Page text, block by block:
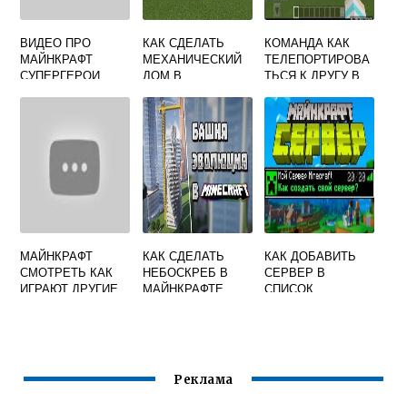
ВИДЕО ПРО
МАЙНКРАФТ
СУПЕРГЕРОИ
КАК СДЕЛАТЬ
МЕХАНИЧЕСКИЙ
ДОМ В
КОМАНДА КАК
ТЕЛЕПОРТИРОВА
ТЬСЯ К ДРУГУ В
МАЙНКРАФТ
СМОТРЕТЬ КАК
ИГРАЮТ ДРУГИЕ
КАК СДЕЛАТЬ
НЕБОСКРЕБ В
МАЙНКРАФТЕ
КАК ДОБАВИТЬ
СЕРВЕР В
СПИСОК
Реклама